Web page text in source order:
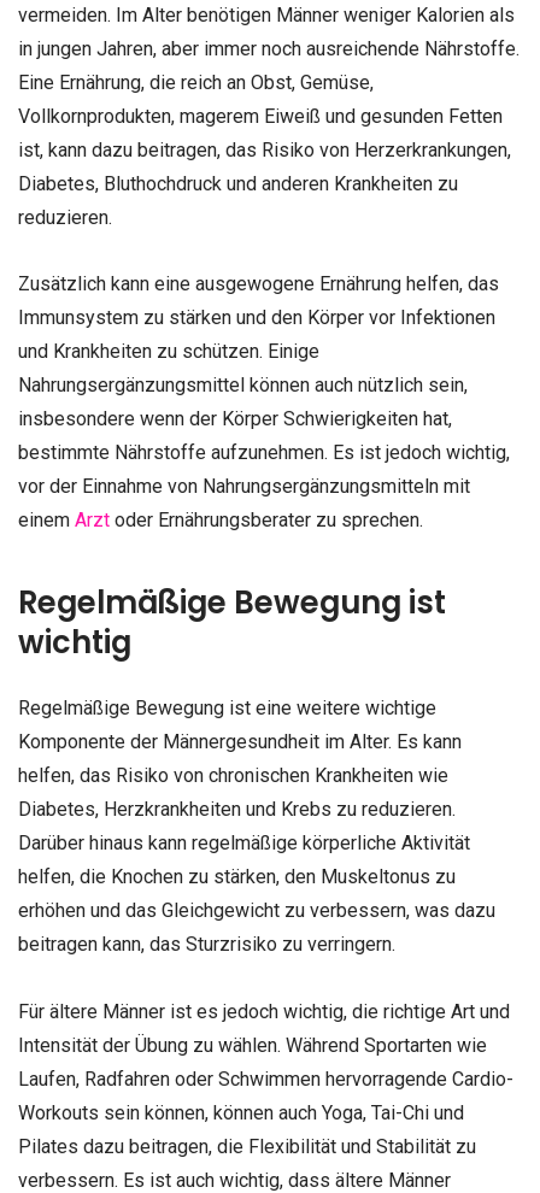
vermeiden. Im Alter benötigen Männer weniger Kalorien als
in jungen Jahren, aber immer noch ausreichende Nährstoffe.
Eine Ernährung, die reich an Obst, Gemüse,
Vollkornprodukten, magerem Eiweiß und gesunden Fetten
ist, kann dazu beitragen, das Risiko von Herzerkrankungen,
Diabetes, Bluthochdruck und anderen Krankheiten zu
reduzieren.
Zusätzlich kann eine ausgewogene Ernährung helfen, das
Immunsystem zu stärken und den Körper vor Infektionen
und Krankheiten zu schützen. Einige
Nahrungsergänzungsmittel können auch nützlich sein,
insbesondere wenn der Körper Schwierigkeiten hat,
bestimmte Nährstoffe aufzunehmen. Es ist jedoch wichtig,
vor der Einnahme von Nahrungsergänzungsmitteln mit
einem Arzt oder Ernährungsberater zu sprechen.
Regelmäßige Bewegung ist
wichtig
Regelmäßige Bewegung ist eine weitere wichtige
Komponente der Männergesundheit im Alter. Es kann
helfen, das Risiko von chronischen Krankheiten wie
Diabetes, Herzkrankheiten und Krebs zu reduzieren.
Darüber hinaus kann regelmäßige körperliche Aktivität
helfen, die Knochen zu stärken, den Muskeltonus zu
erhöhen und das Gleichgewicht zu verbessern, was dazu
beitragen kann, das Sturzrisiko zu verringern.
Für ältere Männer ist es jedoch wichtig, die richtige Art und
Intensität der Übung zu wählen. Während Sportarten wie
Laufen, Radfahren oder Schwimmen hervorragende Cardio-
Workouts sein können, können auch Yoga, Tai-Chi und
Pilates dazu beitragen, die Flexibilität und Stabilität zu
verbessern. Es ist auch wichtig, dass ältere Männer